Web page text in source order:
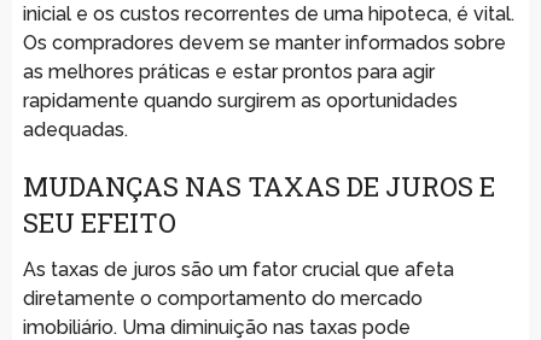
inicial e os custos recorrentes de uma hipoteca, é vital.
Os compradores devem se manter informados sobre
as melhores práticas e estar prontos para agir
rapidamente quando surgirem as oportunidades
adequadas.
MUDANÇAS NAS TAXAS DE JUROS E
SEU EFEITO
As taxas de juros são um fator crucial que afeta
diretamente o comportamento do mercado
imobiliário. Uma diminuição nas taxas pode